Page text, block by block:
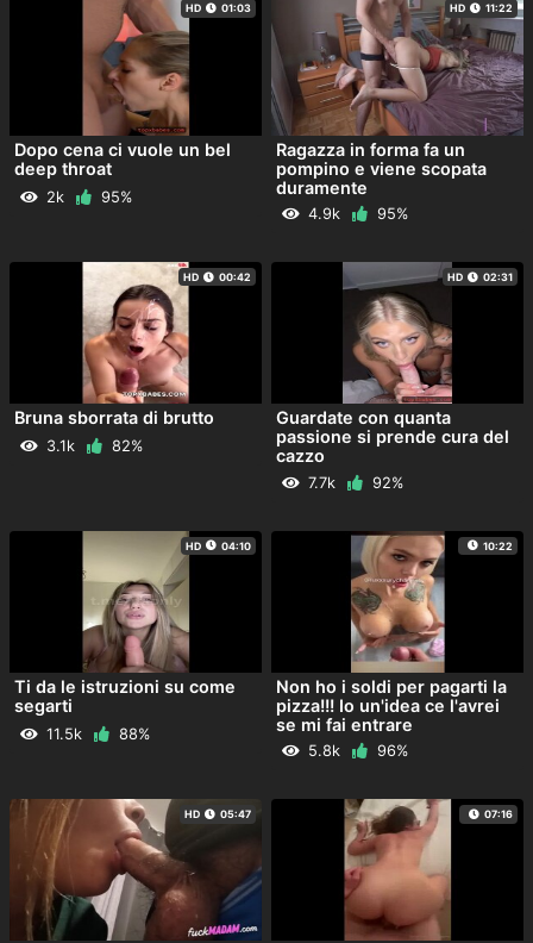
HD 01:03
Dopo cena ci vuole un bel
deep throat
2k 95%
HD 11:22
Ragazza in forma fa un
pompino e viene scopata
duramente
4.9k 95%
HD 00:42
Bruna sborrata di brutto
3.1k 82%
HD 02:31
Guardate con quanta
passione si prende cura del
cazzo
7.7k 92%
HD 04:10
Ti da le istruzioni su come
segarti
11.5k 88%
10:22
Non ho i soldi per pagarti la
pizza!!! Io un'idea ce l'avrei
se mi fai entrare
5.8k 96%
HD 05:47 07:16